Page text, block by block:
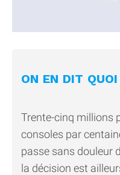
ON EN DIT
Trente-cinq millions
consoles par
passe sans douleur
la décision est